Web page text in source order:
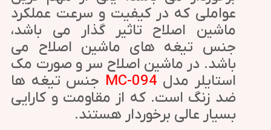
عواملی که در کیفیت و سرعت عملکرد
ماشین اصلاح تاثیر گذار می باشد،
جنس تیغه های ماشین اصلاح می
باشد. در ماشین اصلاح سر و صورت مک
استایلر مدل MC-094 جنس تیغه ها
ضد زنگ است. که از مقاومت و کارایی
بسیار عالی برخوردار هستند.